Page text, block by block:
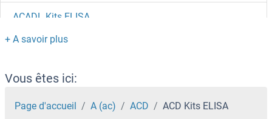
ACADL Kits ELISA
ABRA Kits ELISA
ABR Kits ELISA
ABP1 Kits ELISA
Vous êtes ici:
Page d'accueil A (ac) ACD ACD Kits ELISA